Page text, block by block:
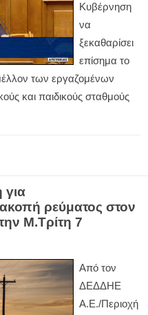
Κυβέρνηση
να
ξεκαθαρίσει
επίσημα το
μέλλον των εργαζομένων
και παιδικούς σταθμούς
ρεύματος στον
Μ.Τρίτη 7
Από τον
ΔΕΔΔΗΕ
Α.Ε./Περιοχή